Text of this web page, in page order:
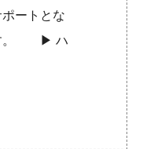
ートとな
す。 ▶︎ハ